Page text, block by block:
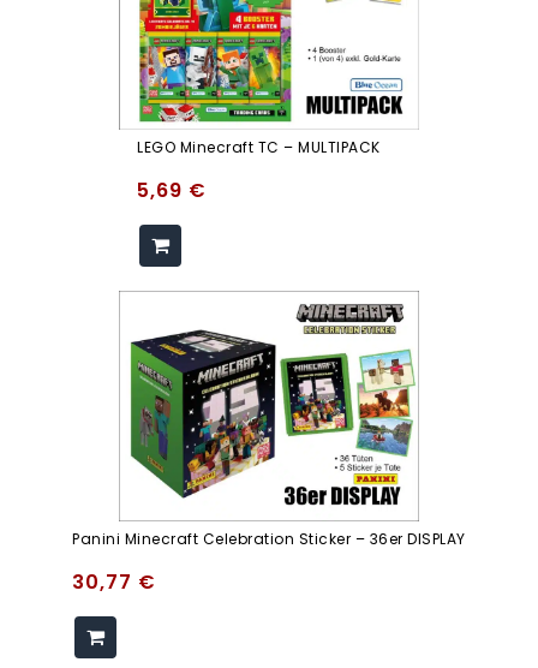
LEGO Minecraft TC – MULTIPACK
5,69 €
Panini Minecraft Celebration Sticker – 36er DISPLAY
30,77 €